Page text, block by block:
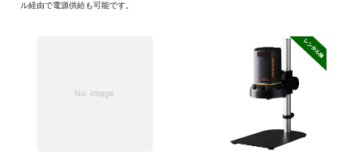
ル経由で電源供給も可能です。